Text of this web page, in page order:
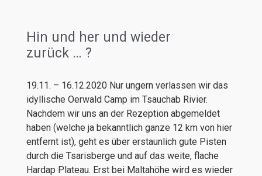
Hin und her und wieder
zurück … ?
19.11. – 16.12.2020 Nur ungern verlassen wir das
idyllische Oerwald Camp im Tsauchab Rivier.
Nachdem wir uns an der Rezeption abgemeldet
haben (welche ja bekanntlich ganze 12 km von hier
entfernt ist), geht es über erstaunlich gute Pisten
durch die Tsarisberge und auf das weite, flache
Hardap Plateau. Erst bei Maltahöhe wird es wieder